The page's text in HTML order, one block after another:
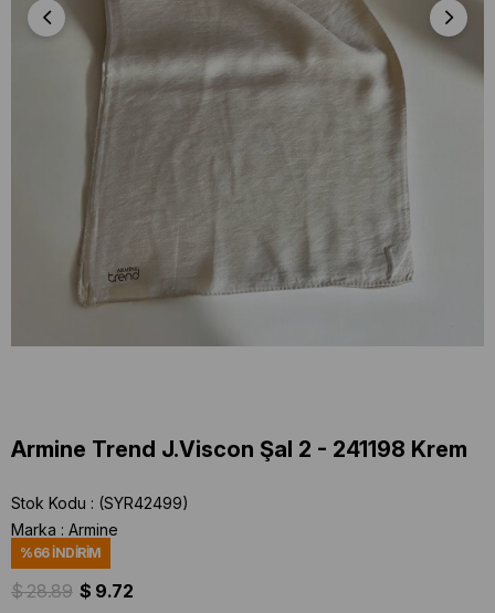
Armine Trend J.Viscon Şal 2 - 241198 Krem
Stok Kodu
(SYR42499)
Marka : Armine
%66İNDIRIM
$ 28.89 $ 9.72